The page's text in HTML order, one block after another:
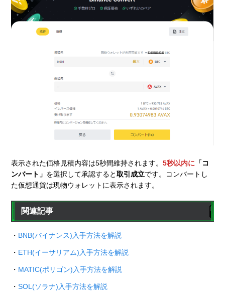
表示された価格見積内容は5秒間維持されます。5秒以内に 「コ
ンバート」 を選択して承認すると取引成立です。コンバートし
た仮想通貨は現物ウォレットに表示されます。
関連記事
・ BNB(バイナンス)入手方法を解説
・ ETH(イーサリアム)入手方法を解説
・ MATIC(ポリゴン)入手方法を解説
・SOL(ソラナ)入手方法を解説